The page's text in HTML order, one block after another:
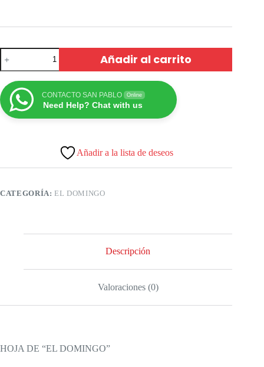
Añadir al carrito
CONTACTO SAN PABLO Online
Need Help? Chat with us
Añadir a la lista de deseos
CATEGORÍA:EL DOMINGO
Descripción
Valoraciones (0)
HOJA DE “EL DOMINGO”